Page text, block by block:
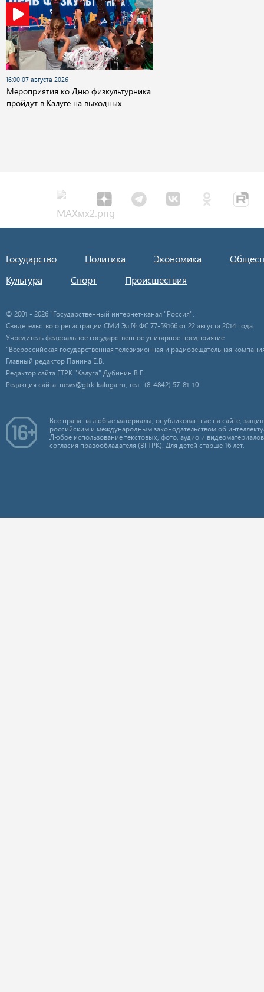
16:00 07 августа 2026
Мероприятия ко Дню физкультурника
пройдут в Калуге на выходных
Государство Политика Экономика
Культура
Спорт Происшествия
© 2001 - 2026 "Государственный интернет-канал "Россия".
Свидетельство о регистрации СМИ Эл № ФС 77-59166 от 22 августа 2014 года.
Учредитель федеральное государственное унитарное предприятие
"Всероссийская государственная телевизионная и радиовещательная
Главный редактор Панина Е.В.
Редактор сайта ГТРК "Калуга" Дубинин В.Г.
Редакция сайта: news@gtrk-kaluga.ru, тел.: (8-4842) 57-81-10
Все права на любые материалы, опубликованные на сайте,
российским и международным законодательством об
Любое использование текстовых, фото, аудио и
согласия правообладателя (ВГТРК). Для детей старше 16 лет.